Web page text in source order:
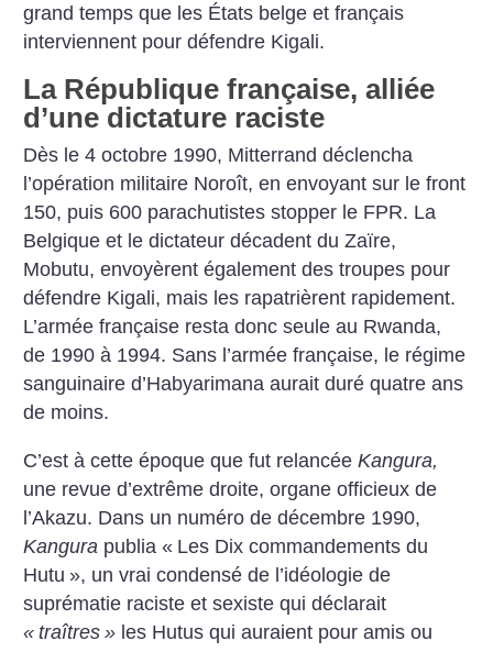
grand temps que les États belge et français
interviennent pour défendre Kigali.
La République française, alliée
d’une dictature raciste
Dès le 4 octobre 1990, Mitterrand déclencha
l’opération militaire Noroît, en envoyant sur le front
150, puis 600 parachutistes stopper le FPR. La
Belgique et le dictateur décadent du Zaïre,
Mobutu, envoyèrent également des troupes pour
défendre Kigali, mais les rapatrièrent rapidement.
L’armée française resta donc seule au Rwanda,
de 1990 à 1994. Sans l’armée française, le régime
sanguinaire d’Habyarimana aurait duré quatre ans
de moins.
C’est à cette époque que fut relancéeKangura,
une revue d’extrême droite, organe officieux de
l’Akazu. Dans un numéro de décembre 1990,
Kangura publia « Les Dix commandements du
Hutu », un vrai condensé de l’idéologie de
suprématie raciste et sexiste qui déclarait
« traîtres » les Hutus qui auraient pour amis ou